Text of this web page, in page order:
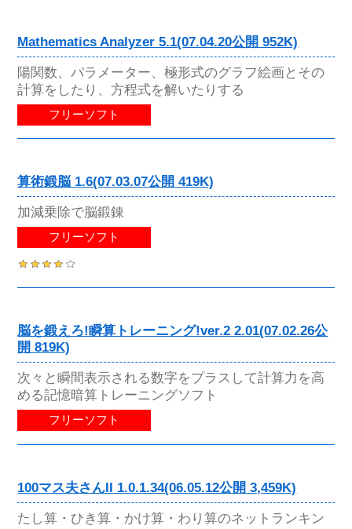
Mathematics Analyzer 5.1(07.04.20公開 952K)
陽関数、パラメーター、極形式のグラフ絵画とその
計算をしたり、方程式を解いたりする
フリーソフト
算術鍛脳 1.6(07.03.07公開 419K)
加減乗除で脳鍛錬
フリーソフト
脳を鍛えろ!瞬算トレーニング!ver.2 2.01(07.02.26公
開 819K)
次々と瞬間表示される数字をプラスして計算力を高
める記憶暗算トレーニングソフト
フリーソフト
100マス夫さんII 1.0.1.34(06.05.12公開 3,459K)
たし算・ひき算・かけ算・わり算のネットランキン